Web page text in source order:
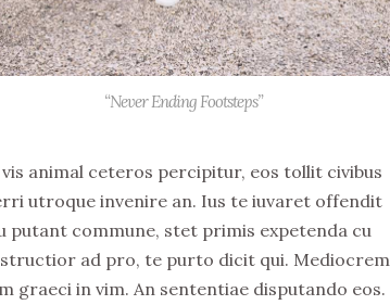
“Never Ending Footsteps”
animal ceteros percipitur, eos tollit civibus
utroque invenire an. Ius te iuvaret offendit
putant commune, stet primis expetenda cu
ad pro, te purto dicit qui. Mediocrem
graeci in vim. An sententiae disputando eos.